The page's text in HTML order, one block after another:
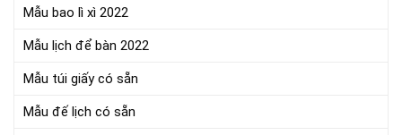
Mẫu bao lì xì 2022
Mẫu lịch để bàn 2022
Mẫu túi giấy có sẵn
Mẫu đế lịch có sẵn